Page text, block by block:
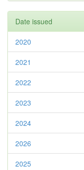
Date issued
2020
2021
2022
2023
2024
2026
2025